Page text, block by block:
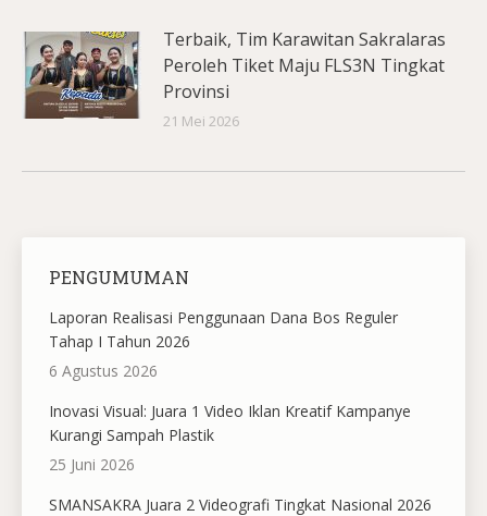
Terbaik, Tim Karawitan Sakralaras
Peroleh Tiket Maju FLS3N Tingkat
Provinsi
21 Mei 2026
PENGUMUMAN
Laporan Realisasi Penggunaan Dana Bos Reguler
Tahap I Tahun 2026
6 Agustus 2026
Inovasi Visual: Juara 1 Video Iklan Kreatif Kampanye
Kurangi Sampah Plastik
25 Juni 2026
SMANSAKRA Juara 2 Videografi Tingkat Nasional 2026